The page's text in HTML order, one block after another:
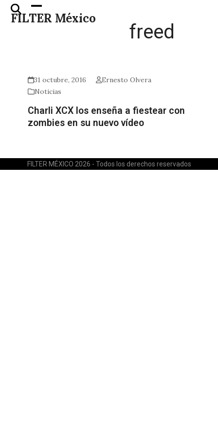
Skip
FILTER México
Open
mobile
Close
mobile
freed
31 octubre, 2016
Ernesto Olvera
Noticias
Charli XCX los enseña a fiestear con
zombies en su nuevo vídeo
FILTER MÉXICO 2026 - Todos los derechos reservados